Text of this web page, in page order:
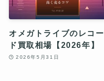
オメガトライブのレコー
ド買取相場【2026年】
2026年5月31日